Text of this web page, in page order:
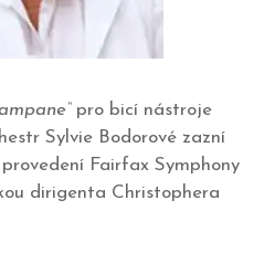
pro bicí nástroje
Sylvie Bodorové zazní
Fairfax Symphony
dirigenta Christophera